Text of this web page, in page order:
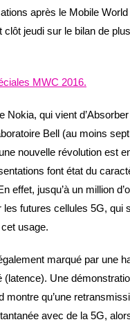
après le Mobile
clôt jeudi sur le bilan de
MWC 2016.
Nokia, qui vient
Bell (au moins
nouvelle révolution est
font état du
effet, jusqu’à un million
futures cellules 5G, qui
usage.
marqué par une
(latence). Une
montre qu’une
avec de la 5G,